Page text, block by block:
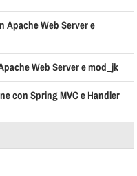
Apache Web Server e
Web Server e mod_jk
con Spring MVC e Handler